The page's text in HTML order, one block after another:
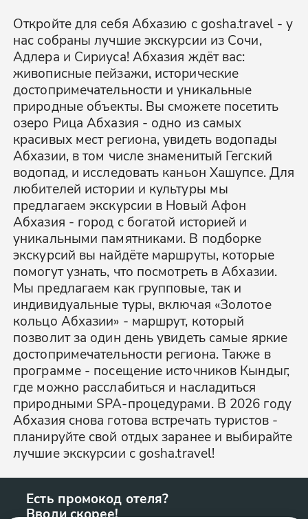
Откройте для себя Абхазию с gosha.travel - у
нас собраны лучшие экскурсии из Сочи,
Адлера и Сириуса! Абхазия ждёт вас:
живописные пейзажи, исторические
достопримечательности и уникальные
природные объекты. Вы сможете посетить
озеро Рица Абхазия - одно из самых
красивых мест региона, увидеть водопады
Абхазии, в том числе знаменитый Гегский
водопад, и исследовать каньон Хашупсе. Для
любителей истории и культуры мы
предлагаем экскурсии в Новый Афон
Абхазия - город с богатой историей и
уникальными памятниками. В подборке
экскурсий вы найдёте маршруты, которые
помогут узнать, что посмотреть в Абхазии.
Мы предлагаем как групповые, так и
индивидуальные туры, включая «Золотое
кольцо Абхазии» - маршрут, который
позволит за один день увидеть самые яркие
достопримечательности региона. Также в
программе - посещение источников Кындыг,
где можно расслабиться и насладиться
природными SPA-процедурами. В 2026 году
Абхазия снова готова встречать туристов -
планируйте свой отдых заранее и выбирайте
лучшие экскурсии с gosha.travel!
Есть промокод отеля?
Вводи скорее!